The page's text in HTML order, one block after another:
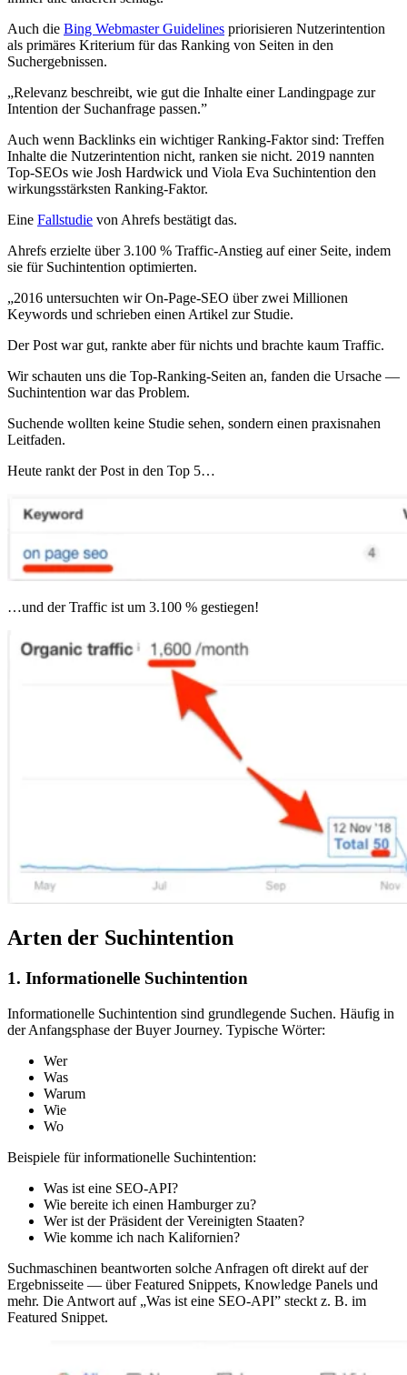
Auch die Bing Webmaster Guidelines priorisieren Nutzerintention
als primäres Kriterium für das Ranking von Seiten in den
Suchergebnissen.
„Relevanz beschreibt, wie gut die Inhalte einer Landingpage zur
Intention der Suchanfrage passen.”
Auch wenn Backlinks ein wichtiger Ranking-Faktor sind: Treffen
Inhalte die Nutzerintention nicht, ranken sie nicht. 2019 nannten
Top-SEOs wie Josh Hardwick und Viola Eva Suchintention den
wirkungsstärksten Ranking-Faktor.
Eine Fallstudie von Ahrefs bestätigt das.
Ahrefs erzielte über 3.100 % Traffic-Anstieg auf einer Seite, indem
sie für Suchintention optimierten.
„2016 untersuchten wir On-Page-SEO über zwei Millionen
Keywords und schrieben einen Artikel zur Studie.
Der Post war gut, rankte aber für nichts und brachte kaum Traffic.
Wir schauten uns die Top-Ranking-Seiten an, fanden die Ursache —
Suchintention war das Problem.
Suchende wollten keine Studie sehen, sondern einen praxisnahen
Leitfaden.
Heute rankt der Post in den Top 5…
…und der Traffic ist um 3.100 % gestiegen!
Arten der Suchintention
1. Informationelle Suchintention
Informationelle Suchintention sind grundlegende Suchen. Häufig in
der Anfangsphase der Buyer Journey. Typische Wörter:
Wer
Was
Warum
Wie
Wo
Beispiele für informationelle Suchintention:
Was ist eine SEO-API?
Wie bereite ich einen Hamburger zu?
Wer ist der Präsident der Vereinigten Staaten?
Wie komme ich nach Kalifornien?
Suchmaschinen beantworten solche Anfragen oft direkt auf der
Ergebnisseite — über Featured Snippets, Knowledge Panels und
mehr. Die Antwort auf „Was ist eine SEO-API” steckt z. B. im
Featured Snippet.